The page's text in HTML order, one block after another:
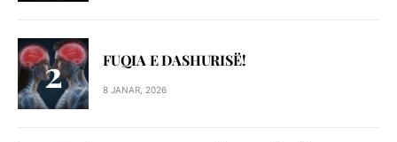
FUQIA E DASHURISË!
8 JANAR, 2026